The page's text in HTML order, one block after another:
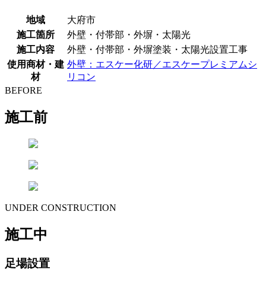
地域
大府市
施工箇所
外壁・付帯部・外塀・太陽光
施工内容
外壁・付帯部・外塀塗装・太陽光設置工事
使用商材・建
材
外壁：エスケー化研／エスケープレミアムシ
リコン
BEFORE
施工前
UNDER CONSTRUCTION
施工中
足場設置